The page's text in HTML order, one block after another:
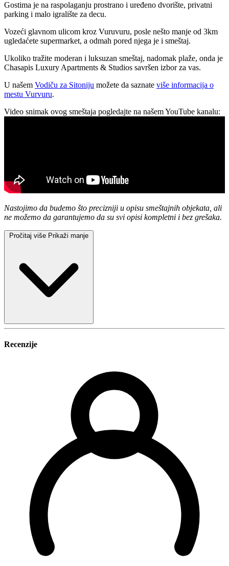
Gostima je na raspolaganju prostrano i uređeno dvorište, privatni
parking i malo igralište za decu.
Vozeći glavnom ulicom kroz Vuruvuru, posle nešto manje od 3km
ugledaćete supermarket, a odmah pored njega je i smeštaj.
Ukoliko tražite moderan i luksuzan smeštaj, nadomak plaže, onda je
Chasapis Luxury Apartments & Studios savršen izbor za vas.
U našem Vodiču za Sitoniju možete da saznate više informacija o
mestu Vurvuru.
Video snimak ovog smeštaja pogledajte na našem YouTube kanalu:
Nastojimo da budemo što precizniji u opisu smeštajnih objekata, ali
ne možemo da garantujemo da su svi opisi kompletni i bez grešaka.
Pročitaj više Prikaži manje
Recenzije